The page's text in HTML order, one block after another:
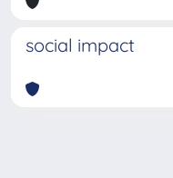
social impact